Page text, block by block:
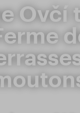
Ovčí